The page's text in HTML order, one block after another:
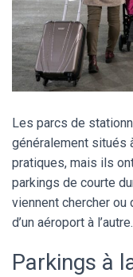
Les parcs de
généralement situés
pratiques, mais ils
parkings de courte
viennent chercher ou
d’un aéroport à l’autre.
Parkings à